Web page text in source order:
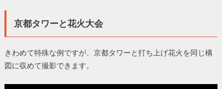
京都タワーと花火大会
きわめて特殊な例ですが、京都タワーと打ち上げ花火を同じ構
図に収めて撮影できます。